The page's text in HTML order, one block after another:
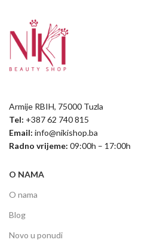
Armije RBIH, 75000 Tuzla
Tel: +387 62 740 815
Email: info@nikishop.ba
Radno vrijeme: 09:00h – 17:00h
O NAMA
O nama
Blog
Novo u ponudi